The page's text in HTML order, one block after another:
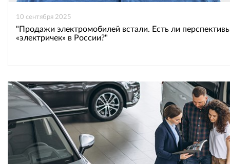
10 сентября 2025
"Продажи электромобилей встали. Есть ли
«электричек» в России?"